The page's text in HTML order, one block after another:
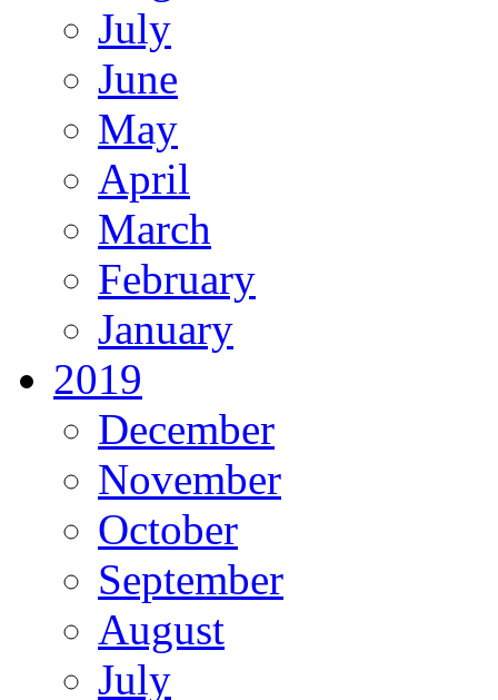
July
June
May
April
March
February
January
2019
December
November
October
September
August
July